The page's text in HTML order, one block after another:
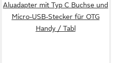
Aluadapter mit Typ C Buchse und
Micro-USB-Stecker für OTG
Handy / Tabl